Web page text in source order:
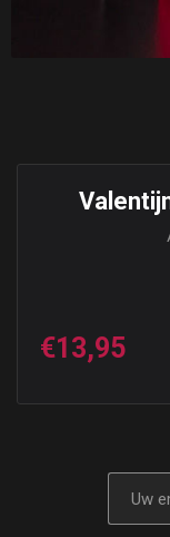
€13,95